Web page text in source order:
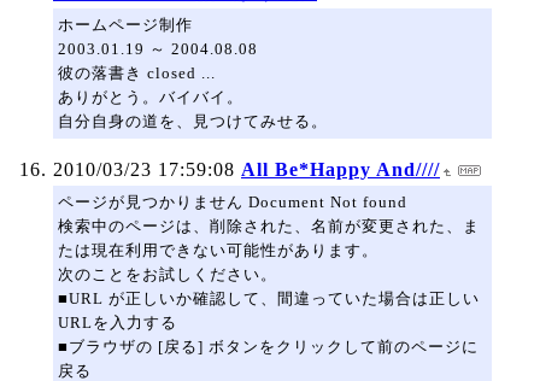
ホームページ制作
2003.01.19 ～ 2004.08.08
彼の落書き closed ...
ありがとう。バイバイ。
自分自身の道を、見つけてみせる。
2010/03/23 17:59:08 All Be*Happy And////
ページが見つかりません Document Not found
検索中のページは、削除された、名前が変更された、ま
たは現在利用できない可能性があります。
次のことをお試しください。
■URL が正しいか確認して、間違っていた場合は正しい
URLを入力する
■ブラウザの [戻る] ボタンをクリックして前のページに
戻る